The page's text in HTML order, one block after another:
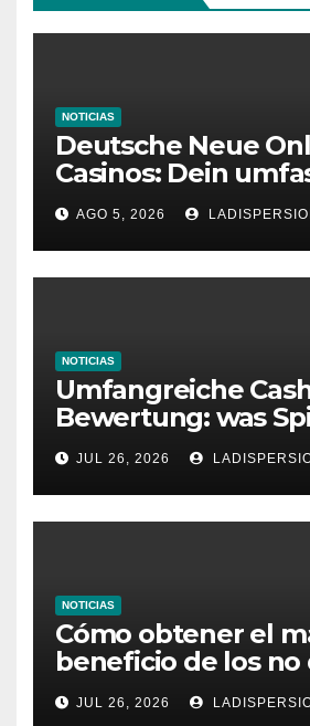
NOTICIAS
Deutsche Neue
Casinos: Dein
Ratgeber für
AGO 5, 2026
NOTICIAS
Umfangreiche
Bewertung: was
dieses Casino
JUL 26, 2026
NOTICIAS
Cómo obtener el
beneficio de los no
bonus codes de
JUL 26, 2026